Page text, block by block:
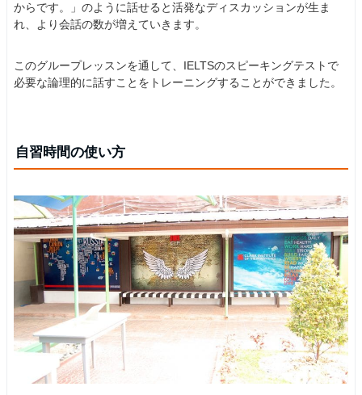
からです。」のように話せると活発なディスカッションが生ま
れ、より会話の数が増えていきます。
このグループレッスンを通して、IELTSのスピーキングテストで
必要な論理的に話すことをトレーニングすることができました。
自習時間の使い方